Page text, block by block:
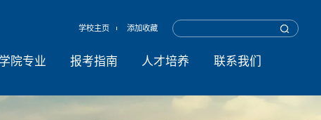
学校主页 添加收藏
学院专业 报考指南 人才培养 联系我们